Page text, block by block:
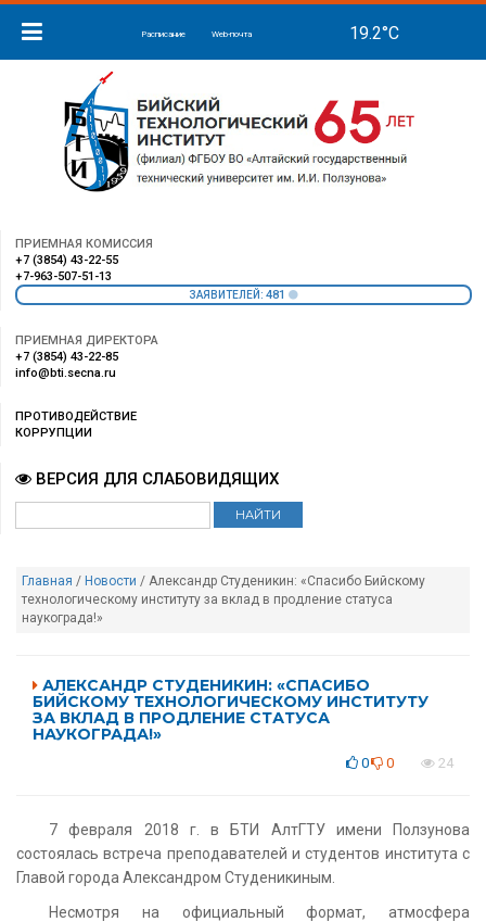
Расписание Web-почта
ПРИЕМНАЯ КОМИССИЯ
+7 (3854) 43-22-55
+7-963-507-51-13
ЗАЯВИТЕЛЕЙ: 481
ПРИЕМНАЯ ДИРЕКТОРА
+7 (3854) 43-22-85
info@bti.secna.ru
ПРОТИВОДЕЙСТВИЕ
КОРРУПЦИИ
ВЕРСИЯ ДЛЯ СЛАБОВИДЯЩИХ
Главная / Новости / Александр Студеникин: «Спасибо Бийскому
технологическому институту за вклад в продление статуса
наукограда!»
АЛЕКСАНДР СТУДЕНИКИН: «СПАСИБО
БИЙСКОМУ ТЕХНОЛОГИЧЕСКОМУ ИНСТИТУТУ
ЗА ВКЛАД В ПРОДЛЕНИЕ СТАТУСА
НАУКОГРАДА!»
0 0 24
7 февраля 2018 г. в БТИ АлтГТУ имени Ползунова
состоялась встреча преподавателей и студентов института с
Главой города Александром Студеникиным.
Несмотря на официальный формат, атмосфера